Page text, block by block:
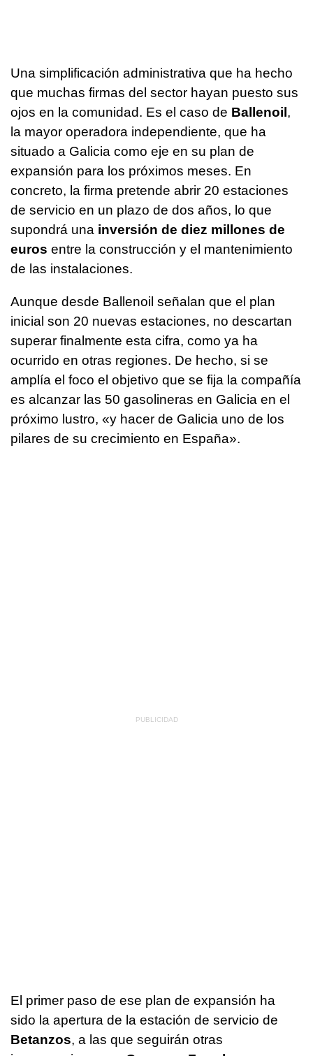
Una simplificación administrativa que ha hecho
que muchas firmas del sector hayan puesto sus
ojos en la comunidad. Es el caso de Ballenoil,
la mayor operadora independiente, que ha
situado a Galicia como eje en su plan de
expansión para los próximos meses. En
concreto, la firma pretende abrir 20 estaciones
de servicio en un plazo de dos años, lo que
supondrá una inversión de diez millones de
euros entre la construcción y el mantenimiento
de las instalaciones.
Aunque desde Ballenoil señalan que el plan
inicial son 20 nuevas estaciones, no descartan
superar finalmente esta cifra, como ya ha
ocurrido en otras regiones. De hecho, si se
amplía el foco el objetivo que se fija la compañía
es alcanzar las 50 gasolineras en Galicia en el
próximo lustro, «y hacer de Galicia uno de los
pilares de su crecimiento en España».
El primer paso de ese plan de expansión ha
sido la apertura de la estación de servicio de
Betanzos, a las que seguirán otras